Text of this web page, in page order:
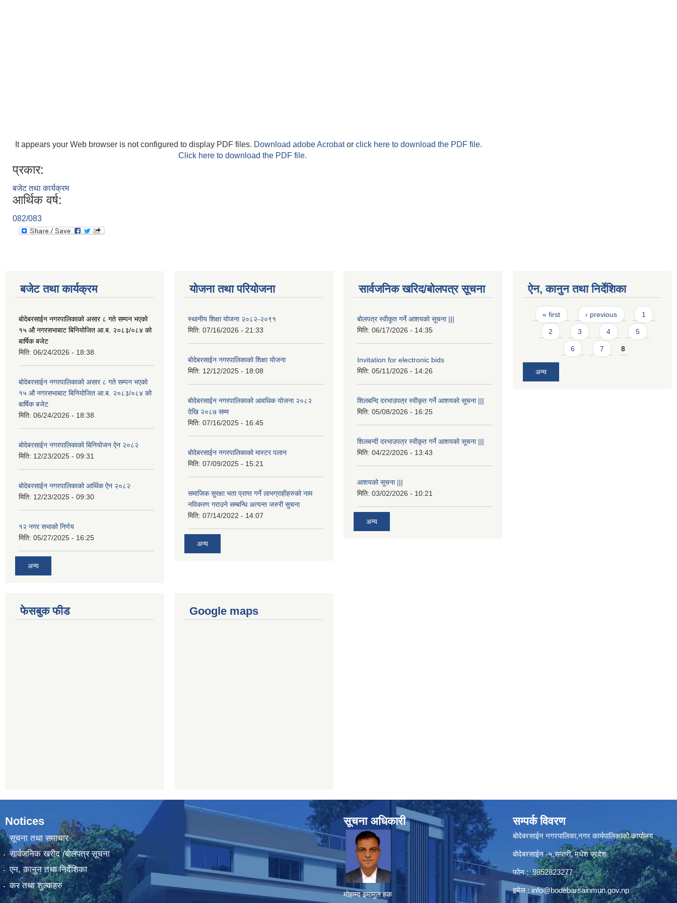
It appears your Web browser is not configured to display PDF files. Download adobe Acrobator click here to download the PDF file.
Click here to download the PDF file.
प्रकार:
बजेट तथा कार्यक्रम
आर्थिक वर्ष:
082/083
बजेट तथा कार्यक्रम
बोदेबरसाईन नगरपालिकाको असार ८ गते सम्पन भएको
१५ ‍‍‍औ नगरसभाबाट बिनियोजित आ.ब. २०८३/०८४ को
बार्षिक बजेट
मिति: 06/24/2026 - 18:38
बोदेबरसाईन नगरपालिकाको असार ८ गते सम्पन भएको
१५ ‍‍‍औ नगरसभाबाट बिनियोजित आ.ब. २०८३/०८४ को
बार्षिक बजेट
मिति: 06/24/2026 - 18:38
बोदेबरसाईन नगरपालिकाको बिनियोजन ऐन २०८२
मिति: 12/23/2025 - 09:31
बोदेबरसाईन नगरपालिकाको आर्थिक ऐन २०८२
मिति: 12/23/2025 - 09:30
१२ नगर सभाको निर्णय
मिति: 05/27/2025 - 16:25
अन्य
योजना तथा परियोजना
स्थानीय शिक्षा योजना २०८२-२०९१
मिति: 07/16/2026 - 21:33
बोदेबरसाईन नगरपालिकाको शिक्षा योजना
मिति: 12/12/2025 - 18:08
बोदेबरसाईन नगरपालिकाको आवधिक योजना २०८२
देखि २०८७ सम्म
मिति: 07/16/2025 - 16:45
बोदेबरसाईन नगरपालिकाको मास्टर पलान
मिति: 07/09/2025 - 15:21
समाजिक सुरक्षा भता प्राप्त गर्ने लाभग्राहीहरुको नाम
नविकरण गराउने सम्बन्धि अत्यन्त जरुरी सुचना
मिति: 07/14/2022 - 14:07
अन्य
सार्वजनिक खरिद/बोलपत्र सूचना
बोलपत्र स्वीकूत गर्ने आशयको सूचना |||
मिति: 06/17/2026 - 14:35
Invitation for electronic bids
मिति: 05/11/2026 - 14:26
शिलबन्दि दरभाउपत्र स्वीकृत गर्ने आशयको सूचना |||
मिति: 05/08/2026 - 16:25
शिलबन्दी दरभाउपत्र स्वीकृत गर्ने आशयको सूचना |||
मिति: 04/22/2026 - 13:43
आशयको सूचना |||
मिति: 03/02/2026 - 10:21
अन्य
ऐन, कानुन तथा निर्देशिका
Pages
« first ‹ previous 1
2 3 4 5
6 7 8
अन्य
फेसबुक फीड Google maps
Notices
सूचना तथा समाचार
सार्वजनिक खरीद /बोलपत्र सूचना
एन, कानुन तथा निर्देशिका
कर तथा शुल्कहरु
सूचना अधिकारी
मोहम्म्द इमामुल हक
सम्पर्क विवरण
बोदेबरसाईन नगरपालिका,नगर कार्यपालिकाको कार्यालय
बोदेबरसाईन -५,सप्तरी, मधेश प्रदेश
फोन : 9852823277
इमेल : info@bodebarsainmun.gov.np